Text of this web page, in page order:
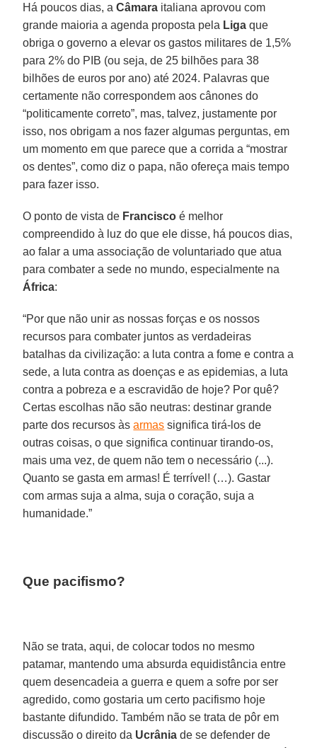
Há poucos dias, aCâmara italiana aprovou com
grande maioria a agenda proposta pela Liga que
obriga o governo a elevar os gastos militares de 1,5%
para 2% do PIB (ou seja, de 25 bilhões para 38
bilhões de euros por ano) até 2024. Palavras que
certamente não correspondem aos cânones do
“politicamente correto”, mas, talvez, justamente por
isso, nos obrigam a nos fazer algumas perguntas, em
um momento em que parece que a corrida a “mostrar
os dentes”, como diz o papa, não ofereça mais tempo
para fazer isso.
O ponto de vista de Francisco é melhor
compreendido à luz do que ele disse, há poucos dias,
ao falar a uma associação de voluntariado que atua
para combater a sede no mundo, especialmente na
África:
“Por que não unir as nossas forças e os nossos
recursos para combater juntos as verdadeiras
batalhas da civilização: a luta contra a fome e contra a
sede, a luta contra as doenças e as epidemias, a luta
contra a pobreza e a escravidão de hoje? Por quê?
Certas escolhas não são neutras: destinar grande
parte dos recursos àsarmas significa tirá-los de
outras coisas, o que significa continuar tirando-os,
mais uma vez, de quem não tem o necessário (...).
Quanto se gasta em armas! É terrível! (…). Gastar
com armas suja a alma, suja o coração, suja a
humanidade.”
Que pacifismo?
Não se trata, aqui, de colocar todos no mesmo
patamar, mantendo uma absurda equidistância entre
quem desencadeia a guerra e quem a sofre por ser
agredido, como gostaria um certo pacifismo hoje
bastante difundido. Também não se trata de pôr em
discussão o direito da Ucrânia de se defender de